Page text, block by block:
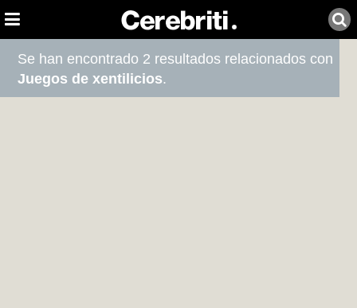
Se han encontrado 2 resultados relacionados con
Juegos de xentilicios.